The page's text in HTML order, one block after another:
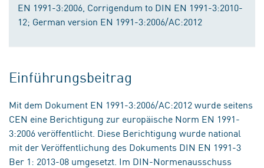
EN 1991-3:2006, Corrigendum to DIN EN 1991-3:2010-
12; German version EN 1991-3:2006/AC:2012
Einführungsbeitrag
Mit dem Dokument EN 1991-3:2006/AC:2012 wurde seitens
CEN eine Berichtigung zur europäische Norm EN 1991-
3:2006 veröffentlicht. Diese Berichtigung wurde national
mit der Veröffentlichung des Dokuments DIN EN 1991-3
Ber 1: 2013-08 umgesetzt. Im DIN-Normenausschuss